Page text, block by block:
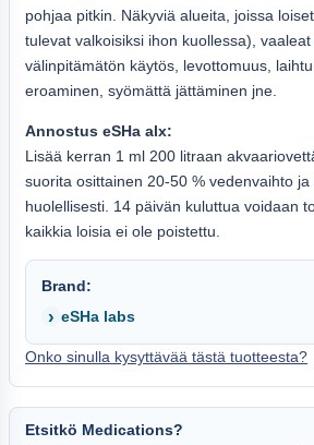
pohjaa pitkin. Näkyviä alueita, joissa
tulevat valkoisiksi ihon kuollessa), vaaleat
välinpitämätön käytös, levottomuus,
eroaminen, syömättä jättäminen jne.
Annostus eSHa alx:
Lisää kerran 1 ml 200 litraan
suorita osittainen 20-50 % vedenvaihto ja
huolellisesti. 14 päivän kuluttua voidaan
kaikkia loisia ei ole poistettu.
Brand:
eSHa labs
Onko sinulla kysyttävää tästä tuotteesta?
Etsitkö Medications?